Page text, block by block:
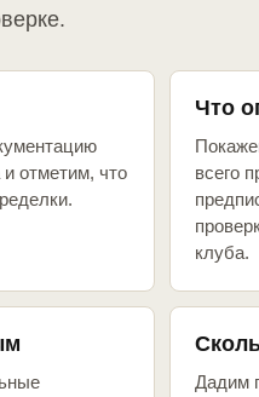
и отметим, что
Что
всего
клуба.
Дадим